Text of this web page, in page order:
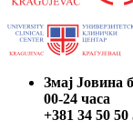
Змај Јовина
00-24 часa
+381 34 50 50